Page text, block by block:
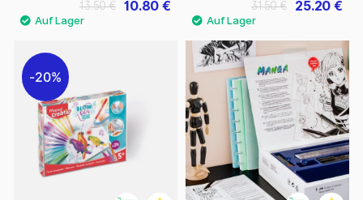
10.80 €
13.50 € 25.20 €
31.50 €
20%